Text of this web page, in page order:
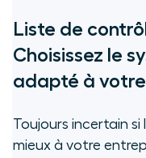
Liste de
Choisissez le
adapté à
Toujours incertain si
mieux à votre